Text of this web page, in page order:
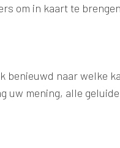
om in kaart te
benieuwd naar welke
uw mening, alle